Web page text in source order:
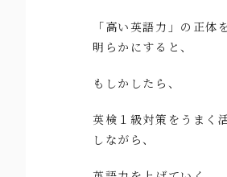
「高い英語力」の正体
明らかにすると、
もしかしたら、
英検１級対策をうまく
しながら、